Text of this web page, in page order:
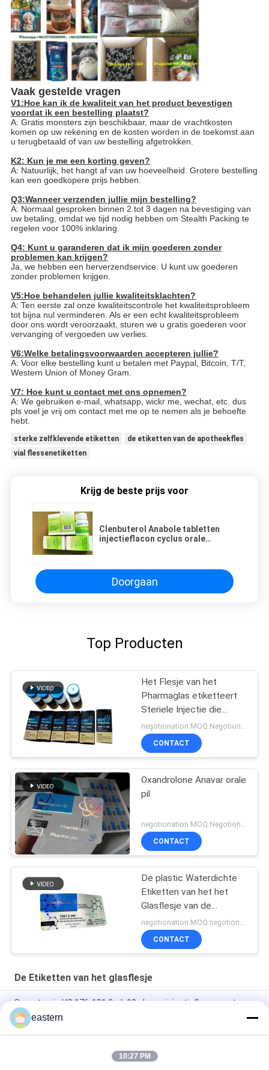
Vaak gestelde vragen
V1:Hoe kan ik de kwaliteit van het product bevestigen
voordat ik een bestelling plaatst?
A: Gratis monsters zijn beschikbaar, maar de vrachtkosten
komen op uw rekening en de kosten worden in de toekomst aan
u terugbetaald of van uw bestelling afgetrokken.
K2: Kun je me een korting geven?
A: Natuurlijk, het hangt af van uw hoeveelheid. Grotere bestelling
kan een goedkopere prijs hebben.
Q3:Wanneer verzenden jullie mijn bestelling?
A: Normaal gesproken binnen 2 tot 3 dagen na bevestiging van
uw betaling, omdat we tijd nodig hebben om Stealth Packing te
regelen voor 100% inklaring.
Q4: Kunt u garanderen dat ik mijn goederen zonder
problemen kan krijgen?
Ja, we hebben een herverzendservice. U kunt uw goederen
zonder problemen krijgen.
V5:Hoe behandelen jullie kwaliteitsklachten?
A: Ten eerste zal onze kwaliteitscontrole het kwaliteitsprobleem
tot bijna nul verminderen. Als er een echt kwaliteitsprobleem
door ons wordt veroorzaakt, sturen we u gratis goederen voor
vervanging of vergoeden uw verlies.
V6:Welke betalingsvoorwaarden accepteren jullie?
A: Voor elke bestelling kunt u betalen met Paypal, Bitcoin, T/T,
Western Union of Money Gram.
V7: Hoe kunt u contact met ons opnemen?
A: We gebruiken e-mail, whatsapp, wickr me, wechat, etc. dus
pls voel je vrij om contact met me op te nemen als je behoefte
hebt.
sterke zelfklevende etiketten
de etiketten van de apotheekfles
vial flessenetiketten
Krijg de beste prijs voor
Clenbuterol Anabole tabletten
injectieflacon cyclus orale
Doorgaan
Top Producten
Het Flesje van het
Pharmaglas etiketteert
Steriele Injectie die
Farmaceutische
Verpakking drukt
negotionation MOQ:Negotionation
CONTACT
Oxandrolone Anavar orale
pil
CONTACT
De plastic Waterdichte
Etiketten van het het
Glasflesje van de
Hologramtest euro 250
CONTACT
De Etiketten van het glasflesje
Somatropin HG 176-191 2mlx10 glazen injectieflacon met
etiketten
tren-acetaatflacon Flaconlabels met volledige set paer-
eastern
10:27 PM